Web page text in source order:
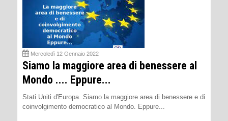
Mercoledì 12 Gennaio 2022
Siamo la maggiore area di benessere al
Mondo .... Eppure...
Stati Uniti d'Europa. Siamo la maggiore area di benessere e di
coinvolgimento democratico al Mondo. Eppure...